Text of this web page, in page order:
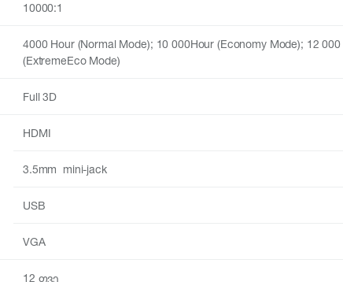
10000:1
4000 Hour (Normal Mode); 10 000Hour (Economy Mode); 12
(ExtremeEco Mode)
Full 3D
HDMI
3.5mm mini-jack
USB
VGA
12 თვე